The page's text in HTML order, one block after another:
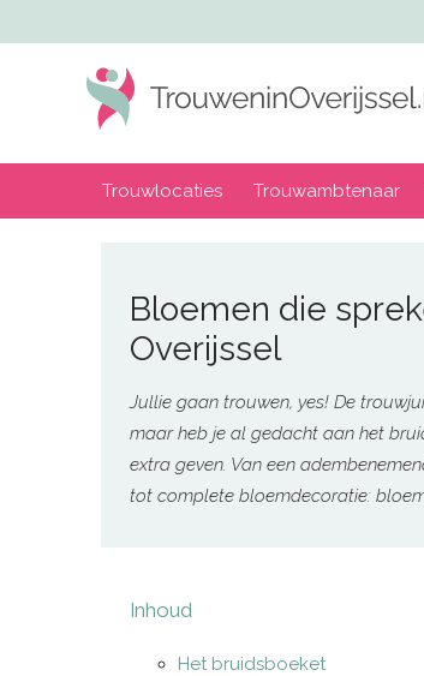
Trouwlocaties Trouwambtenaar
Bloemen die
Overijssel
Jullie gaan trouwen, yes! De
maar heb je al gedacht aan het
extra geven. Van een
tot complete bloemdecoratie:
Inhoud
Het bruidsboeket